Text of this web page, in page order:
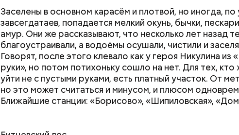
Заселены в основном карасём и плотвой, но иногда, по
завсегдатаев, попадается мелкий окунь, бычки,
амур. Они же рассказывают, что несколько лет назад
благоустраивали, а водоёмы осушали, чистили и
Говорят, после этого клевало как у героя Никулина из
руки», но потом потихоньку сошло на нет. Для тех, кто
уйти не с пустыми руками, есть платный участок. От
но это может считаться и минусом, и плюсом
Ближайшие станции: «Борисово», «Шипиловская»,